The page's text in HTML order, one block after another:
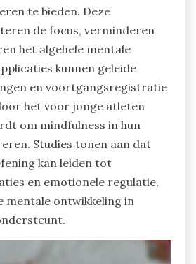
te bieden. Deze
de focus, verminderen
het algehele mentale
kunnen geleide
en voortgangsregistratie
het voor jonge atleten
om mindfulness in hun
Studies tonen aan dat
kan leiden tot
en emotionele regulatie,
mentale ontwikkeling in